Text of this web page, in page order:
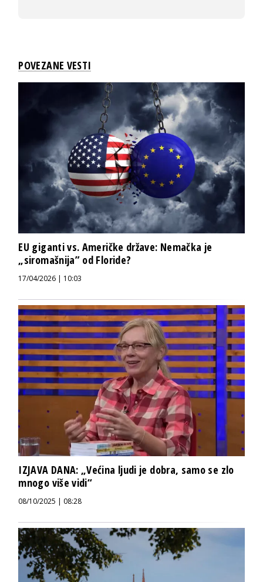
POVEZANE VESTI
EU giganti vs. Američke države: Nemačka je
„siromašnija” od Floride?
17/04/2026 | 10:03
IZJAVA DANA: „Većina ljudi je dobra, samo se zlo
mnogo više vidi“
08/10/2025 | 08:28